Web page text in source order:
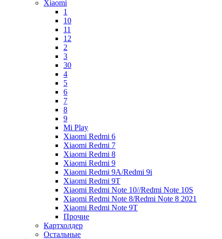
Xiaomi
1
10
11
12
2
3
30
4
5
6
7
8
9
Mi Play
Xiaomi Redmi 6
Xiaomi Redmi 7
Xiaomi Redmi 8
Xiaomi Redmi 9
Xiaomi Redmi 9A/Redmi 9i
Xiaomi Redmi 9T
Xiaomi Redmi Note 10//Redmi Note 10S
Xiaomi Redmi Note 8/Redmi Note 8 2021
Xiaomi Redmi Note 9T
Прочие
Картхолдер
Остальные